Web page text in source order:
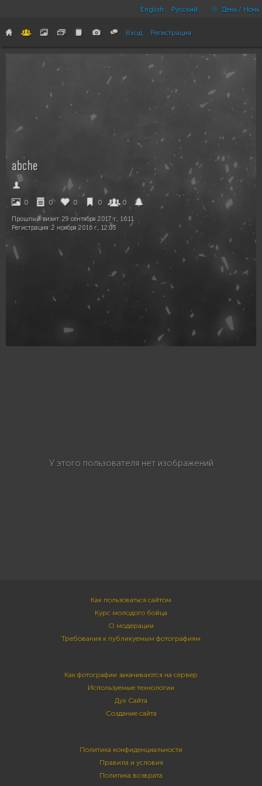
English Русский День / Ночь
Вход Регистрация
abche
0 0 0 0 0
Прошлый визит: 29 сентября 2017 г., 16:11
Регистрация: 2 ноября 2016 г., 12:03
У этого пользователя нет изображений
Как пользоваться сайтом
Курс молодого бойца
О модерации
Требования к публикуемым фотографиям
Как фотографии закачиваются на сервер
Используемые технологии
Дух Сайта
Создание сайта
Политика конфиденциальности
Правила и условия
Политика возврата